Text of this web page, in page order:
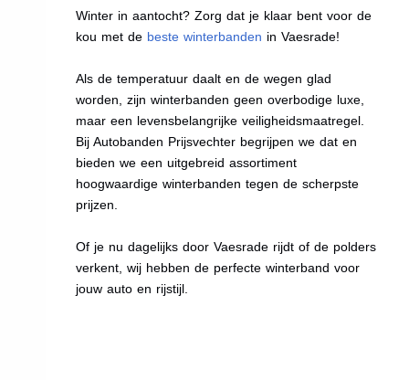
Winter in aantocht? Zorg dat je klaar bent voor de
kou met de beste winterbanden in Vaesrade!
Als de temperatuur daalt en de wegen glad
worden, zijn winterbanden geen overbodige luxe,
maar een levensbelangrijke veiligheidsmaatregel.
Bij Autobanden Prijsvechter begrijpen we dat en
bieden we een uitgebreid assortiment
hoogwaardige winterbanden tegen de scherpste
prijzen.
Of je nu dagelijks door Vaesrade rijdt of de polders
verkent, wij hebben de perfecte winterband voor
jouw auto en rijstijl.